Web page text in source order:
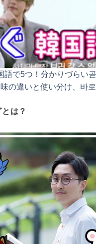
語で5つ！分かりづらい
の違いと使い分け、바
は？